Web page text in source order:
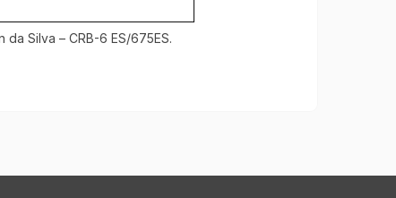
Silva – CRB-6 ES/675ES.